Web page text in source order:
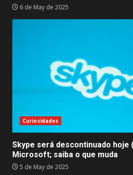
6 de May de 2025
Curiosidades
Skype será descontinuado hoje
Microsoft; saiba o que muda
5 de May de 2025